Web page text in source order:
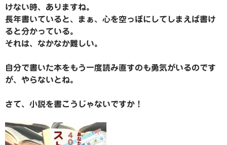
けない時、ありますね。
長年書いていると、まぁ、心を空っぽにしてしまえば書け
ると分かっている。
それは、なかなか難しい。
自分で書いた本をもう一度読み直すのも勇気がいるのです
が、やらないとね。
さて、小説を書こうじゃないですか！